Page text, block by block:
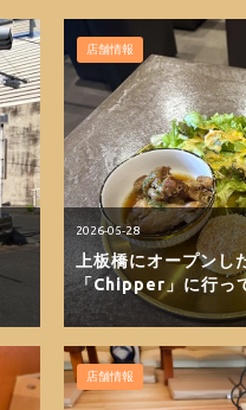
2026-05-28
上板橋にオープンし
「Chipper」に行っ
店舗情報
店舗情報